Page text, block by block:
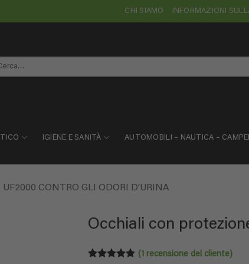
CHI SIAMO INFORMAZIONI
IGIENE E SANITÀ AUTOMOBILI – NAUTICA –
UF2000 CONTRO GLI ODORI D’URINA
Occhiali con
(1 recensione del cliente)